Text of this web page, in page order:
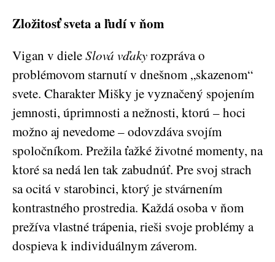
Zložitosť sveta a ľudí v ňom
Vigan v dieleSlová vďakyrozpráva o
problémovom starnutí v dnešnom „skazenom“
svete. Charakter Mišky je vyznačený spojením
jemnosti, úprimnosti a nežnosti, ktorú – hoci
možno aj nevedome – odovzdáva svojím
spoločníkom. Prežila ťažké životné momenty, na
ktoré sa nedá len tak zabudnúť. Pre svoj strach
sa ocitá v starobinci, ktorý je stvárnením
kontrastného prostredia. Každá osoba v ňom
prežíva vlastné trápenia, rieši svoje problémy a
dospieva k individuálnym záverom.